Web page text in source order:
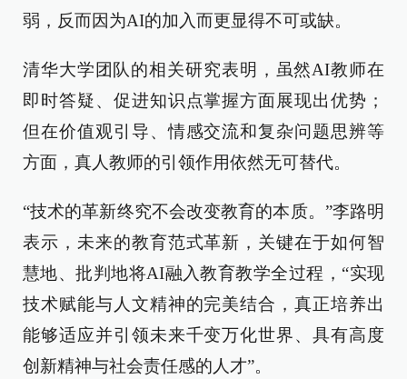
弱，反而因为AI的加入而更显得不可或缺。
清华大学团队的相关研究表明，虽然AI教师在
即时答疑、促进知识点掌握方面展现出优势；
但在价值观引导、情感交流和复杂问题思辨等
方面，真人教师的引领作用依然无可替代。
“技术的革新终究不会改变教育的本质。”李路明
表示，未来的教育范式革新，关键在于如何智
慧地、批判地将AI融入教育教学全过程，“实现
技术赋能与人文精神的完美结合，真正培养出
能够适应并引领未来千变万化世界、具有高度
创新精神与社会责任感的人才”。